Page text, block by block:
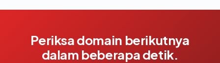
Periksa domain berikutnya
dalam beberapa detik.